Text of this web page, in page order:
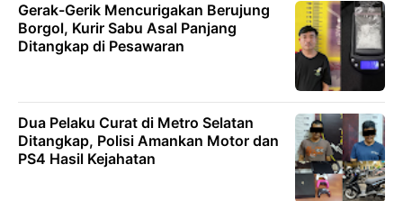
Gerak-Gerik Mencurigakan Berujung
Borgol, Kurir Sabu Asal Panjang
Ditangkap di Pesawaran
Dua Pelaku Curat di Metro Selatan
Ditangkap, Polisi Amankan Motor dan
PS4 Hasil Kejahatan